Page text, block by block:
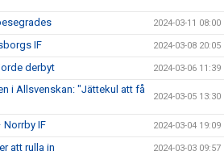
2024-03-11 08:00
IF 2024-03-08 20:05
derbyt 2024-03-06 11:39
i Allsvenskan: "Jättekul att få
2024-03-05 13:30
Norrby IF 2024-03-04 19:09
att rulla in 2024-03-03 09:57